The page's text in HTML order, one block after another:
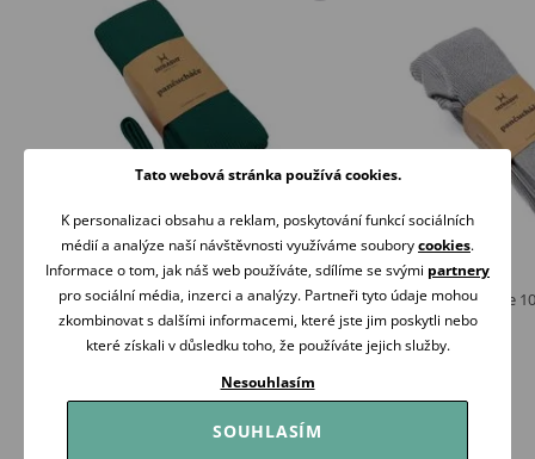
Tatrasvit Punčocháče s kšandami 100%
bavlna TMAVĚ ZELENÁ
Tatrasvit Punčocháče
199 Kč
Skladem
Koupit
Tato webová stránka používá cookies.
K personalizaci obsahu a reklam, poskytování funkcí sociálních
médií a analýze naší návštěvnosti využíváme souborycookies.
Informace o tom, jak náš web používáte, sdílíme se svými partnery
pro sociální média, inzerci a analýzy. Partneři tyto údaje mohou
zkombinovat s dalšími informacemi, které jste jim poskytli nebo
které získali v důsledku toho, že používáte jejich služby.
Nesouhlasím
SOUHLASÍM